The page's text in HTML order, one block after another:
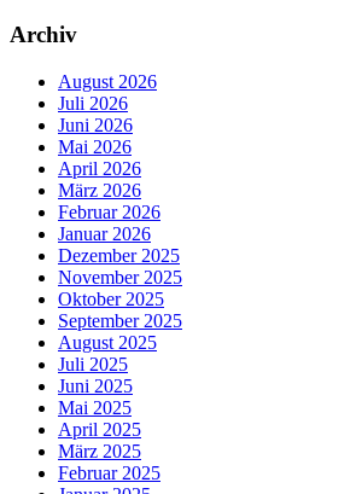
Archiv
August 2026
Juli 2026
Juni 2026
Mai 2026
April 2026
März 2026
Februar 2026
Januar 2026
Dezember 2025
November 2025
Oktober 2025
September 2025
August 2025
Juli 2025
Juni 2025
Mai 2025
April 2025
März 2025
Februar 2025